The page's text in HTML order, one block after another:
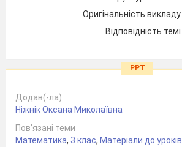
Оригінальність викладу
Відповідність темі
PPT
Додав(-ла)
Ніжнік Оксана Миколаївна
Пов’язані теми
Математика, 3 клас, Матеріали до уроків